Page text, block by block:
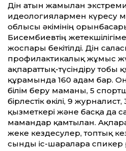
Дін атын жамылған
идеологиялармен күресу
облысы әкімінің
Бисембиевтің
жоспары бекітілді. Дін
профилактикалық жұмыс
ақпарат­тық-түсіндіру тобы
құрамында 160 адам бар.
білім беру маманы, 5
бірлестік өкілі, 9 журналист,
қызметкері және басқа да
мамандар қамтылған.
жеке кездесулер, топтық
сынды іс-шараларға спикер